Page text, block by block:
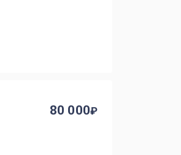
80 000